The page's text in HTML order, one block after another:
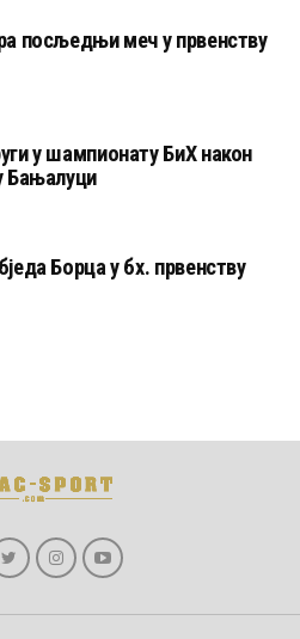
посљедњи меч у првенству
у шампионату БиХ након
Бањалуци
Борца у бх. првенству